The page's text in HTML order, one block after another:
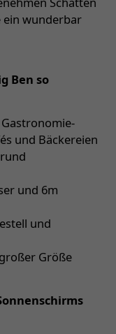
ein wunderbar
Ben so
und Bäckereien
und 6m
und
Größe